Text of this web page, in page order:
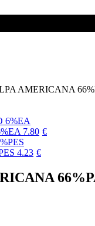
AMERICANA
7.80 €
4.23 €